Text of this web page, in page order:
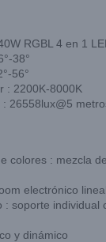
RGBL 4 en 1
38°
56°
: 2200K-8000K
26558lux@5
colores : mezcla
electrónico lineal
: soporte individual
y dinámico